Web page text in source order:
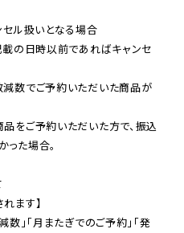
ル扱いとなる場合
の日時以前であればキャンセ
減数でご予約いただいた商品が
をご予約いただいた方で、振込
た場合。
ます】
数」「月またぎでのご予約」「発